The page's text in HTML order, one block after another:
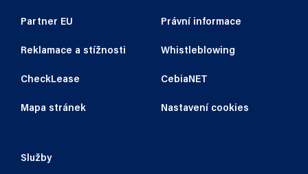
Partner EU Právní informace
Reklamace a stížnosti Whistleblowing
CheckLease CebiaNET
Mapa stránek Nastavení cookies
Služby